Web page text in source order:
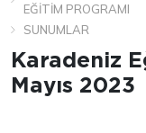
EĞITIM PROGRAMI
SUNUMLAR
Karadeniz
Mayıs 2023